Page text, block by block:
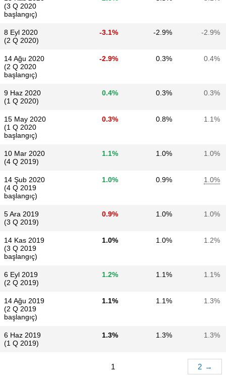
(3 Q 2020
başlangıç)
8 Eyl 2020
(2 Q 2020)
-3.1% -2.9% -2.9%
14 Ağu 2020
(2 Q 2020
başlangıç)
-2.9% 0.3% 0.4%
9 Haz 2020
(1 Q 2020)
0.4% 0.3% 0.3%
15 May 2020
(1 Q 2020
başlangıç)
0.3% 0.8% 1.1%
10 Mar 2020
(4 Q 2019)
1.1% 1.0% 1.0%
14 Şub 2020
(4 Q 2019
başlangıç)
1.0% 0.9% 1.0%
5 Ara 2019
(3 Q 2019)
0.9% 1.0% 1.0%
14 Kas 2019
(3 Q 2019
başlangıç)
1.0% 1.0% 1.2%
6 Eyl 2019
(2 Q 2019)
1.2% 1.1% 1.1%
14 Ağu 2019
(2 Q 2019
başlangıç)
1.1% 1.1% 1.3%
6 Haz 2019
(1 Q 2019)
1.3% 1.3% 1.3%
1 2 →